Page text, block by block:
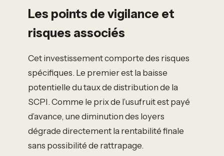
Les points de vigilance et
risques associés
Cet investissement comporte des risques
spécifiques. Le premier est la baisse
potentielle du taux de distribution de la
SCPI. Comme le prix de l’usufruit est payé
d’avance, une diminution des loyers
dégrade directement la rentabilité finale
sans possibilité de rattrapage.